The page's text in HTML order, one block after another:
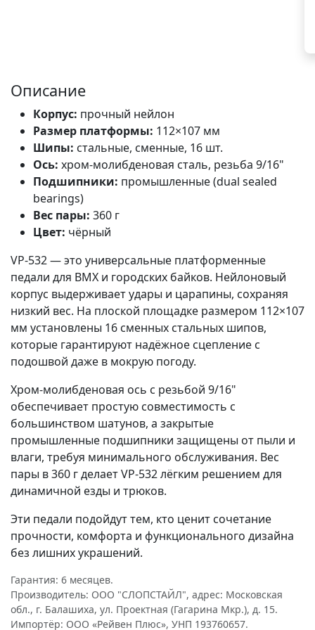
Описание
Корпус: прочный нейлон
Размер платформы: 112×107 мм
Шипы: стальные, сменные, 16 шт.
Ось: хром-молибденовая сталь, резьба 9/16"
Подшипники: промышленные (dual sealed
bearings)
Вес пары: 360 г
Цвет: чёрный
VP-532 — это универсальные платформенные
педали для BMX и городских байков. Нейлоновый
корпус выдерживает удары и царапины, сохраняя
низкий вес. На плоской площадке размером 112×107
мм установлены 16 сменных стальных шипов,
которые гарантируют надёжное сцепление с
подошвой даже в мокрую погоду.
Хром-молибденовая ось с резьбой 9/16"
обеспечивает простую совместимость с
большинством шатунов, а закрытые
промышленные подшипники защищены от пыли и
влаги, требуя минимального обслуживания. Вес
пары в 360 г делает VP-532 лёгким решением для
динамичной езды и трюков.
Эти педали подойдут тем, кто ценит сочетание
прочности, комфорта и функционального дизайна
без лишних украшений.
Гарантия: 6 месяцев.
Производитель: ООО "СЛОПСТАЙЛ", адрес: Московская
обл., г. Балашиха, ул. Проектная (Гагарина Мкр.), д. 15.
Импортёр: ООО «Рейвен Плюс», УНП 193760657.